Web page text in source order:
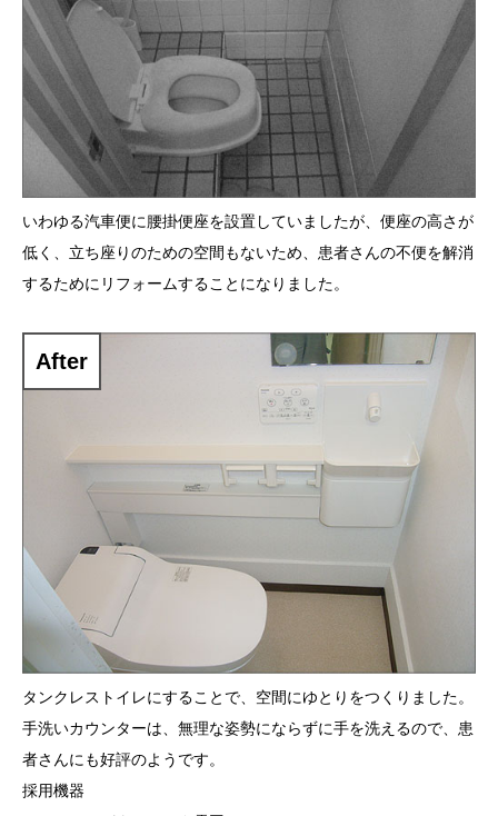
いわゆる汽車便に腰掛便座を設置していましたが、便座の高さが
低く、立ち座りのための空間もないため、患者さんの不便を解消
するためにリフォームすることになりました。
After
タンクレストイレにすることで、空間にゆとりをつくりました。
手洗いカウンターは、無理な姿勢にならずに手を洗えるので、患
者さんにも好評のようです。
採用機器